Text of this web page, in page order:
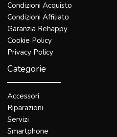
Condizioni Acquisto
Condizioni Affiliato
Garanzia Rehappy
Cookie Policy
Privacy Policy
Categorie
Accessori
Riparazioni
Servizi
Smartphone